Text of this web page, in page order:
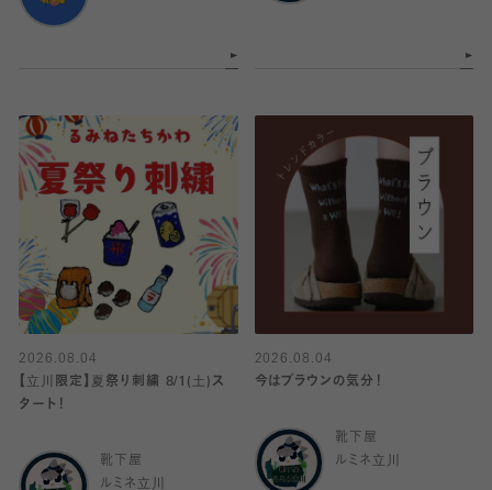
2026.08.04
【立川限定】夏祭り刺繍 8/1(土)ス
タート！
靴下屋
ルミネ立川
2026.08.04
今はブラウンの気分！
靴下屋
ルミネ立川